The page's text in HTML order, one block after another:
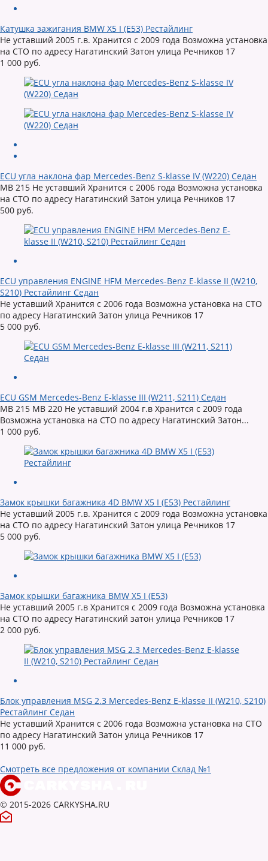
Катушка зажигания BMW X5 I (E53) Рестайлинг
Не уставший 2005 г.в. Хранится с 2009 года Возможна установка
на СТО по адресу Нагатинский Затон улица Речников 17
1 000 руб.
ECU угла наклона фар Mercedes-Benz S-klasse IV (W220) Седан
MB 215 Не уставший Хранится с 2006 года Возможна установка
на СТО по адресу Нагатинский Затон улица Речников 17
500 руб.
ECU управления ENGINE HFM Mercedes-Benz E-klasse II (W210,
S210) Рестайлинг Седан
Не уставший Хранится с 2006 года Возможна установка на СТО
по адресу Нагатинский Затон улица Речников 17
5 000 руб.
ECU GSM Mercedes-Benz E-klasse III (W211, S211) Седан
MB 215 MB 220 Не уставший 2004 г.в Хранится с 2009 года
Возможна установка на СТО по адресу Нагатинский Затон...
1 000 руб.
Замок крышки багажника 4D BMW X5 I (E53) Рестайлинг
Не уставший 2005 г.в. Хранится с 2009 года Возможна установка
на СТО по адресу Нагатинский Затон улица Речников 17
5 000 руб.
Замок крышки багажника BMW X5 I (E53)
Не уставший 2005 г.в Хранится с 2009 года Возможна установка
на СТО по адресу Нагатинский затон улица Речников 17
2 000 руб.
Блок управления MSG 2.3 Mercedes-Benz E-klasse II (W210, S210)
Рестайлинг Седан
Не уставший Хранится с 2006 года Возможна установка на СТО
по адресу Нагатинский Затон улица Речников 17
11 000 руб.
Смотреть все предложения от компании Склад №1
© 2015-2026 CARKYSHA.RU